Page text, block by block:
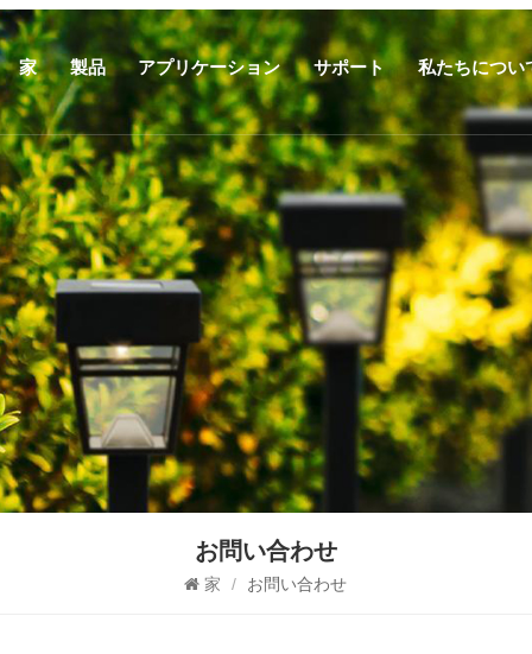
家 製品 アプリケーション サポート 私たちについ
お問い合わせ
家 / お問い合わせ